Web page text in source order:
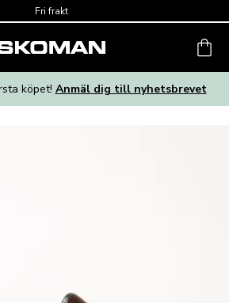
Fri frakt
köpet! Anmäl dig till nyhetsbrevet